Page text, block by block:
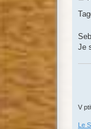
s
g
e
Je
V
Le